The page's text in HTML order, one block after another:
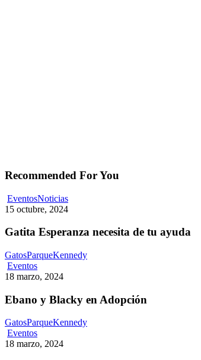
Recommended For You
EventosNoticiasGatita
Esperanza
de
ayuda
15 octubre, 2024
Gatita Esperanza necesita de tu ayuda
GatosParqueKennedy
EventosEbano
y
en
Adopción
18 marzo, 2024
Ebano y Blacky en Adopción
GatosParqueKennedy
EventosGatita
Lulú
18 marzo, 2024